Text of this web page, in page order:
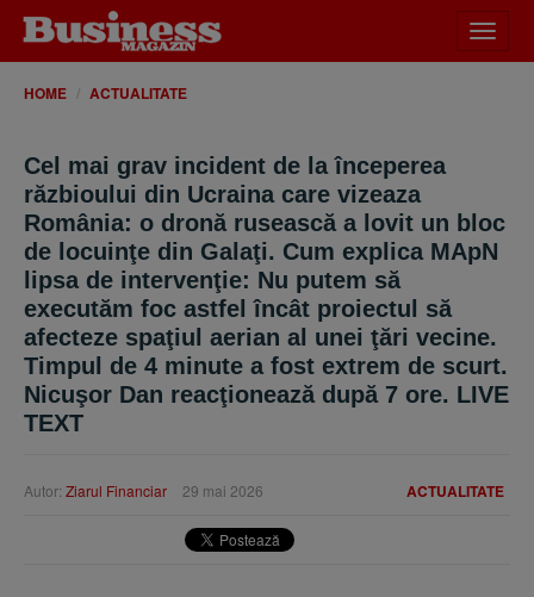
meniu
HOME ACTUALITATE
Cel mai grav incident de la începerea
răzbioului din Ucraina care vizeaza
România: o dronă rusească a lovit un bloc
de locuinţe din Galaţi. Cum explica MApN
lipsa de intervenţie: Nu putem să
executăm foc astfel încât proiectul să
afecteze spaţiul aerian al unei ţări vecine.
Timpul de 4 minute a fost extrem de scurt.
Nicuşor Dan reacţionează după 7 ore. LIVE
TEXT
ACTUALITATE
Autor: Ziarul Financiar 29 mai 2026